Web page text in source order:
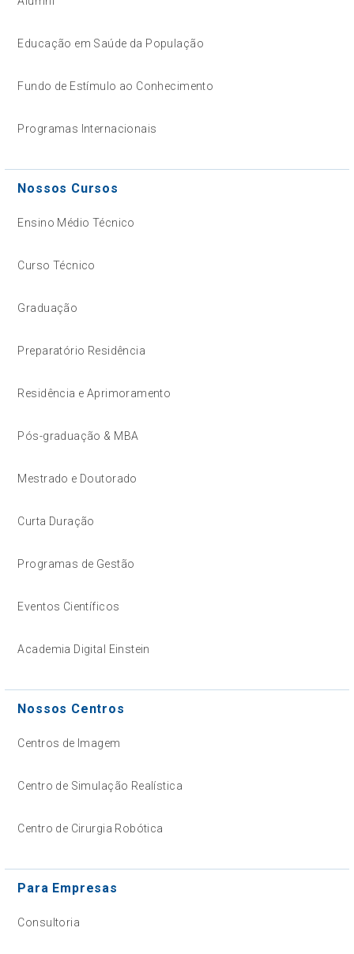
Educação em Saúde da População
Fundo de Estímulo ao Conhecimento
Programas Internacionais
Nossos Cursos
Ensino Médio Técnico
Curso Técnico
Graduação
Preparatório Residência
Residência e Aprimoramento
Pós-graduação & MBA
Mestrado e Doutorado
Curta Duração
Programas de Gestão
Eventos Científicos
Academia Digital Einstein
Nossos Centros
Centros de Imagem
Centro de Simulação Realística
Centro de Cirurgia Robótica
Para Empresas
Consultoria